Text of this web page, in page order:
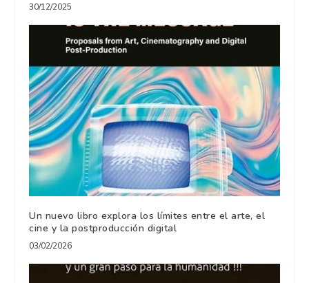
30/12/2025
Un nuevo libro explora los límites entre el arte, el
cine y la postproducción digital
03/02/2026